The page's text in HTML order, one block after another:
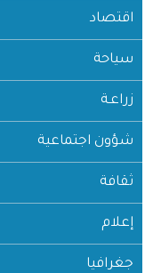
اقتصاد
سياحة
زراعـة
شؤون اجتماعية
ثقافة
إعلام
جغرافيا